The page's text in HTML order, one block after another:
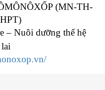
(MN-TH-
– Nuôi dưỡng thế hệ